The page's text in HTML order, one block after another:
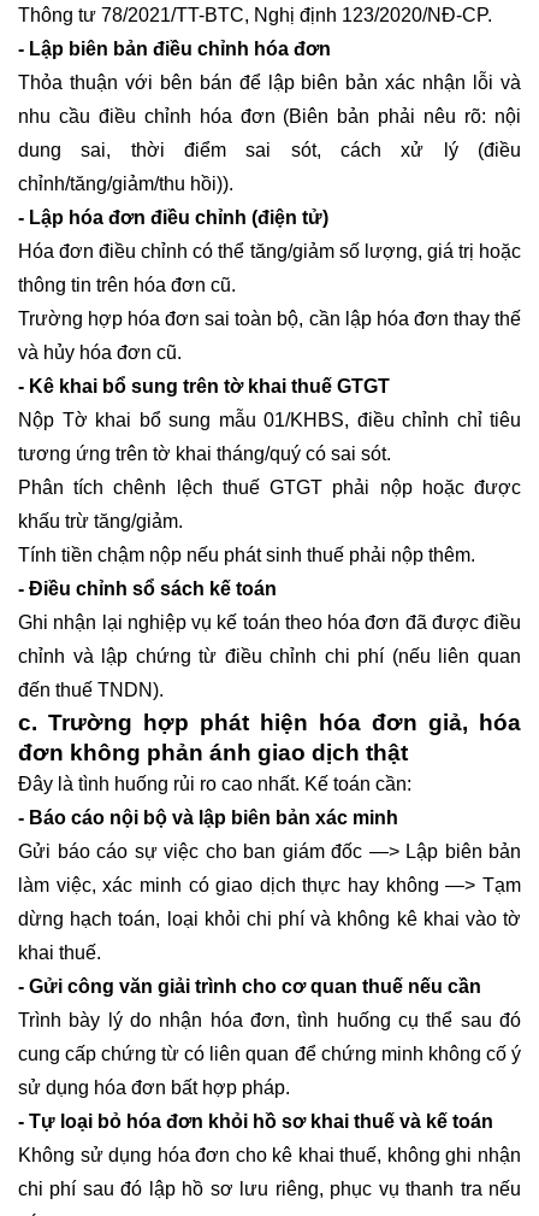
Thông tư 78/2021/TT-BTC, Nghị định 123/2020/NĐ-CP.
- Lập biên bản điều chỉnh hóa đơn
Thỏa thuận với bên bán để lập biên bản xác nhận lỗi và
nhu cầu điều chỉnh hóa đơn (Biên bản phải nêu rõ: nội
dung sai, thời điểm sai sót, cách xử lý (điều
chỉnh/tăng/giảm/thu hồi)).
- Lập hóa đơn điều chỉnh (điện tử)
Hóa đơn điều chỉnh có thể tăng/giảm số lượng, giá trị hoặc
thông tin trên hóa đơn cũ.
Trường hợp hóa đơn sai toàn bộ, cần lập hóa đơn thay thế
và hủy hóa đơn cũ.
- Kê khai bổ sung trên tờ khai thuế GTGT
Nộp Tờ khai bổ sung mẫu 01/KHBS, điều chỉnh chỉ tiêu
tương ứng trên tờ khai tháng/quý có sai sót.
Phân tích chênh lệch thuế GTGT phải nộp hoặc được
khấu trừ tăng/giảm.
Tính tiền chậm nộp nếu phát sinh thuế phải nộp thêm.
- Điều chỉnh sổ sách kế toán
Ghi nhận lại nghiệp vụ kế toán theo hóa đơn đã được điều
chỉnh và lập chứng từ điều chỉnh chi phí (nếu liên quan
đến thuế TNDN).
c. Trường hợp phát hiện hóa đơn giả, hóa
đơn không phản ánh giao dịch thật
Đây là tình huống rủi ro cao nhất. Kế toán cần:
- Báo cáo nội bộ và lập biên bản xác minh
Gửi báo cáo sự việc cho ban giám đốc —> Lập biên bản
làm việc, xác minh có giao dịch thực hay không —> Tạm
dừng hạch toán, loại khỏi chi phí và không kê khai vào tờ
khai thuế.
- Gửi công văn giải trình cho cơ quan thuế nếu cần
Trình bày lý do nhận hóa đơn, tình huống cụ thể sau đó
cung cấp chứng từ có liên quan để chứng minh không cố ý
sử dụng hóa đơn bất hợp pháp.
- Tự loại bỏ hóa đơn khỏi hồ sơ khai thuế và kế toán
Không sử dụng hóa đơn cho kê khai thuế, không ghi nhận
chi phí sau đó lập hồ sơ lưu riêng, phục vụ thanh tra nếu